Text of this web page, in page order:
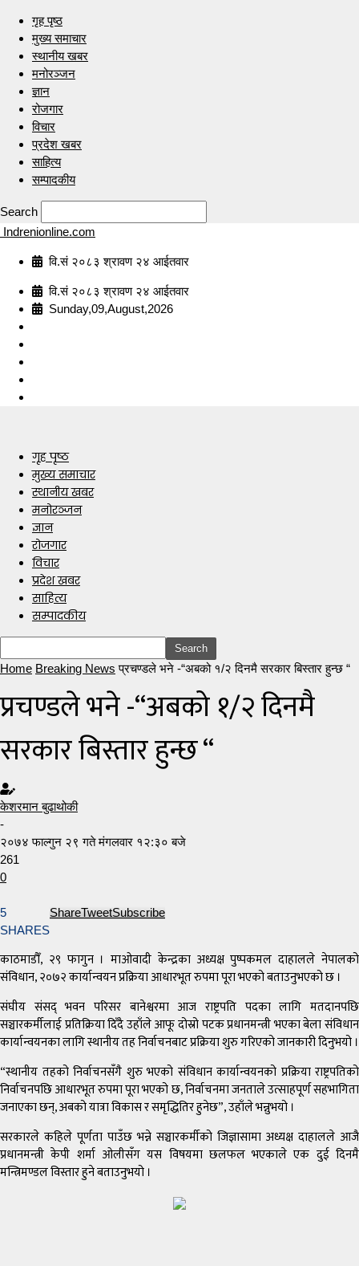
गृह पृष्ठ
मुख्य समाचार
स्थानीय खबर
मनोरञ्जन
ज्ञान
रोजगार
विचार
प्रदेश खबर
साहित्य
सम्पादकीय
Search
Indrenionline.com
वि.सं २०८३ श्रावण २४ आईतवार
वि.सं २०८३ श्रावण २४ आईतवार
Sunday,09,August,2026
गृह पृष्ठ
मुख्य समाचार
स्थानीय खबर
मनोरञ्जन
ज्ञान
रोजगार
विचार
प्रदेश खबर
साहित्य
सम्पादकीय
Home Breaking News प्रचण्डले भने -“अबको १/२ दिनमै सरकार बिस्तार हुन्छ “
प्रचण्डले भने -“अबको १/२ दिनमै
सरकार बिस्तार हुन्छ “
केशरमान बुढाथोकी
-
२०७४ फाल्गुन २९ गते मंगलवार १२:३० बजे
261
0
5
SHARES
ShareTweetSubscribe
काठमाडौँ, २९ फागुन । माओवादी केन्द्रका अध्यक्ष पुष्पकमल दाहालले नेपालको
संविधान, २०७२ कार्यान्वयन प्रक्रिया आधारभूत रुपमा पूरा भएको बताउनुभएको छ ।
संघीय संसद् भवन परिसर बानेश्वरमा आज राष्ट्रपति पदका लागि मतदानपछि
सञ्चारकर्मीलाई प्रतिक्रिया दिँदै उहाँले आफू दोस्रो पटक प्रधानमन्त्री भएका बेला संविधान
कार्यान्वयनका लागि स्थानीय तह निर्वाचनबाट प्रक्रिया शुरु गरिएको जानकारी दिनुभयो ।
“स्थानीय तहको निर्वाचनसँगै शुरु भएको संविधान कार्यान्वयनको प्रक्रिया राष्ट्रपतिको
निर्वाचनपछि आधारभूत रुपमा पूरा भएको छ, निर्वाचनमा जनताले उत्साहपूर्ण सहभागिता
जनाएका छन्, अबको यात्रा विकास र समृद्धितिर हुनेछ”, उहाँले भन्नुभयो ।
सरकारले कहिले पूर्णता पाउँछ भन्ने सञ्चारकर्मीको जिज्ञासामा अध्यक्ष दाहालले आजै
प्रधानमन्त्री केपी शर्मा ओलीसँग यस विषयमा छलफल भएकाले एक दुई दिनमै
मन्त्रिमण्डल विस्तार हुने बताउनुभयो ।